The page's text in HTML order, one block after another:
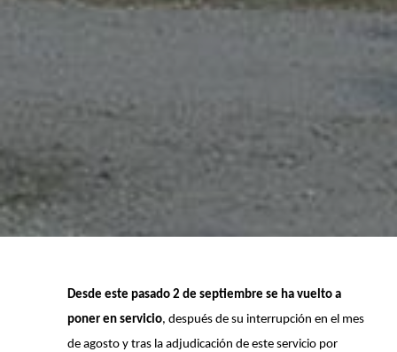
Desde este pasado 2 de septiembre se ha vuelto a
poner en servicio, después de su interrupción en el mes
de agosto y tras la adjudicación de este servicio por